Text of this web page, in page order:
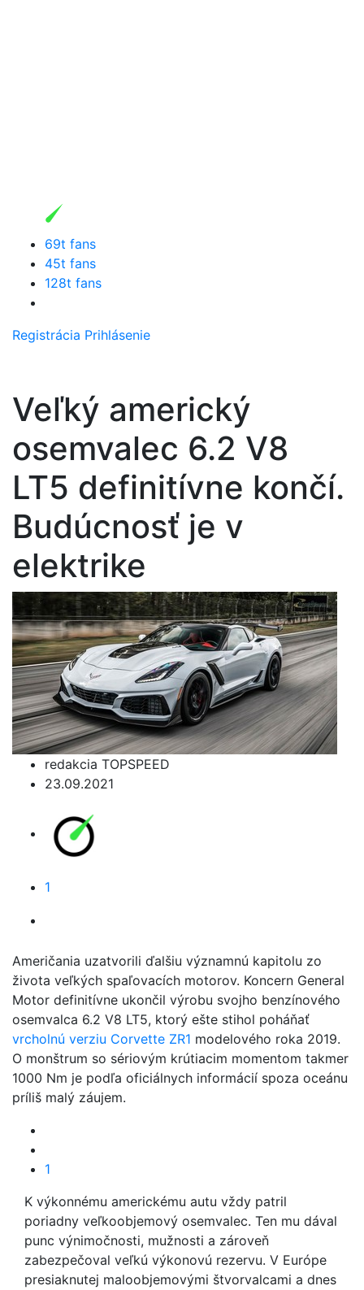
69t fans
45t fans
128t fans
Registrácia Prihlásenie
Veľký americký
osemvalec 6.2 V8
LT5 definitívne končí.
Budúcnosť je v
elektrike
redakcia TOPSPEED
23.09.2021
1
Američania uzatvorili ďalšiu významnú kapitolu zo
života veľkých spaľovacích motorov. Koncern General
Motor definitívne ukončil výrobu svojho benzínového
osemvalca 6.2 V8 LT5, ktorý ešte stihol poháňať
vrcholnú verziu Corvette ZR1 modelového roka 2019.
O monštrum so sériovým krútiacim momentom takmer
1000 Nm je podľa oficiálnych informácií spoza oceánu
príliš malý záujem.
1
K výkonnému americkému autu vždy patril
poriadny veľkoobjemový osemvalec. Ten mu dával
punc výnimočnosti, mužnosti a zároveň
zabezpečoval veľkú výkonovú rezervu. V Európe
presiaknutej maloobjemovými štvorvalcami a dnes